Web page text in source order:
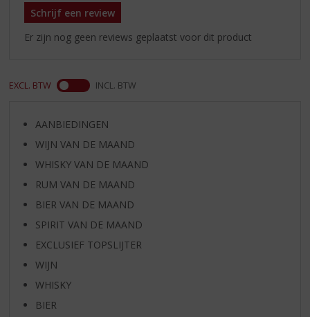
Schrijf een review
Er zijn nog geen reviews geplaatst voor dit product
EXCL. BTW INCL. BTW
AANBIEDINGEN
WIJN VAN DE MAAND
WHISKY VAN DE MAAND
RUM VAN DE MAAND
BIER VAN DE MAAND
SPIRIT VAN DE MAAND
EXCLUSIEF TOPSLIJTER
WIJN
WHISKY
BIER